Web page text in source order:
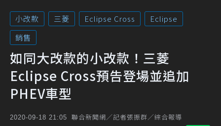
小改款 三菱 Eclipse Cross
Eclipse
銷售
如同大改款的小改款！三菱
Eclipse Cross預告登場並追加
PHEV車型
2020-09-18 21:05 聯合新聞網／記者張振群／綜合報導